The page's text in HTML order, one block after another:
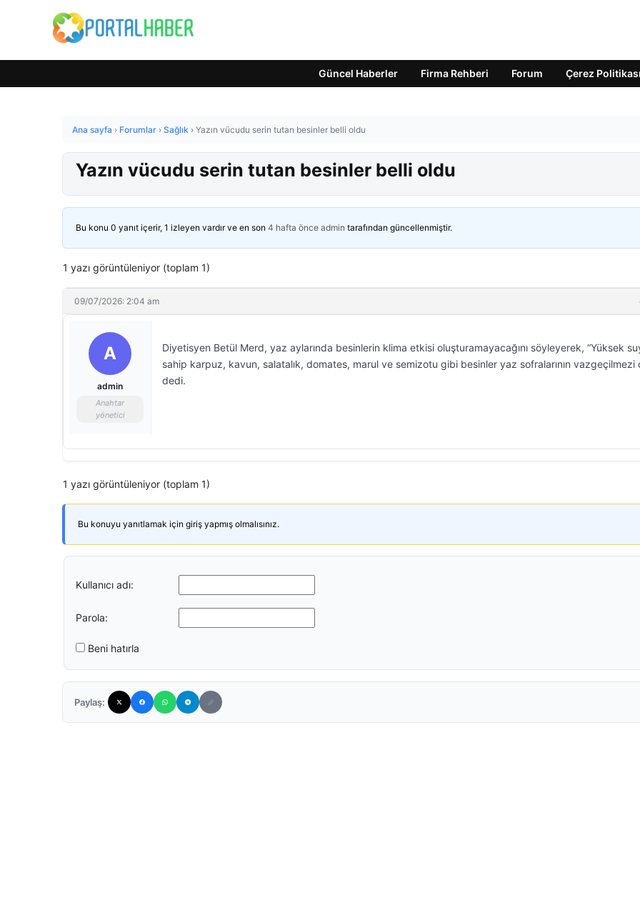
Güncel Haberler Firma Rehberi Forum Çerez Politikası
Ana sayfa › Forumlar › Sağlık › Yazın vücudu serin tutan besinler belli oldu
Yazın vücudu serin tutan besinler belli oldu
Bu konu 0 yanıt içerir, 1 izleyen vardır ve en son 4 hafta önce admin tarafından güncellenmiştir.
1 yazı görüntüleniyor (toplam 1)
09/07/2026: 2:04 am
A
admin
Anahtar
yönetici
Diyetisyen Betül Merd, yaz aylarında besinlerin klima etkisi oluşturamayacağını söyleyerek, “Yüksek
sahip karpuz, kavun, salatalık, domates, marul ve semizotu gibi besinler yaz sofralarının vazgeçilmezi
dedi.
1 yazı görüntüleniyor (toplam 1)
Bu konuyu yanıtlamak için giriş yapmış olmalısınız.
Kullanıcı adı:
Parola:
Beni hatırla
Paylaş: